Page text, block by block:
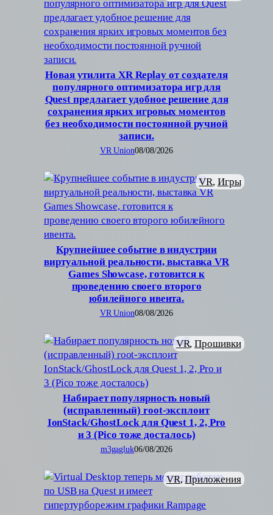
Новая утилита XR Replay от создателя
популярного оптимизатора игр для
Quest предлагает удобное решение для
сохранения ярких игровых моментов
без необходимости постоянной ручной
записи.
VR Union08/08/2026
Крупнейшее событие в индустрии
виртуальной реальности, выставка VR
Games Showcase, готовится к
проведению своего второго
юбилейного ивента.
VR, Игры
VR Union08/08/2026
Набирает популярность новый
(исправленный) root-эксплоит
IonStack/GhostLock для Quest 1, 2, Pro
и 3 (Pico тоже досталось)
VR, Прошивки
m3gagluk06/08/2026
VR, Приложения